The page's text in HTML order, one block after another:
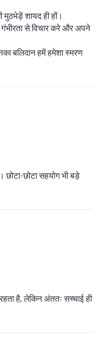
मुठभेड़ें शायद ही हों।
से विचार करे और अपने
बलिदान हमें हमेशा स्मरण
छोटा-छोटा सहयोग भी बड़े
रहता है, लेकिन अंततः सच्चाई ही